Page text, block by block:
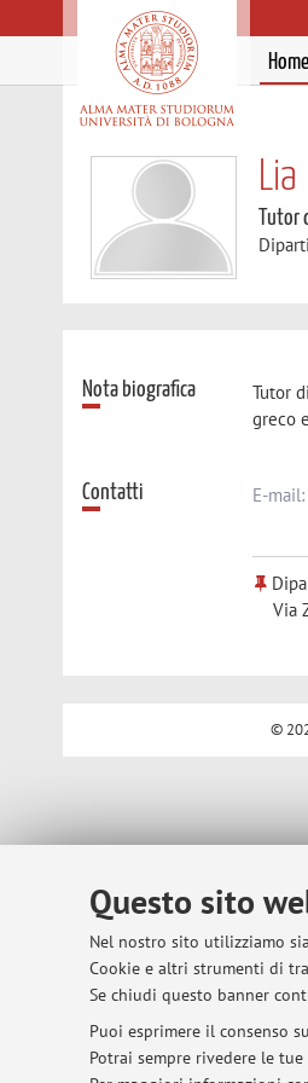
Questo sito
Nel nostro sito utilizziamo
Cookie e altri strumenti di
Se chiudi questo banner
Puoi esprimere il consenso
Potrai sempre rivedere le
Home
Tutor
Nota biografica
Tutor
greco
Contatti E-mail:
Via
©